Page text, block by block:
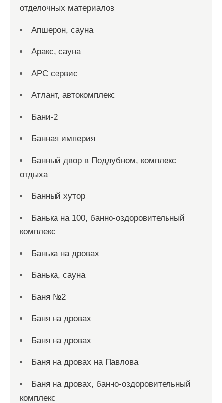
отделочных материалов
Апшерон, сауна
Аракс, сауна
АРС сервис
Атлант, автокомплекс
Бани-2
Банная империя
Банный двор в Поддубном, комплекс
отдыха
Банный хутор
Банька на 100, банно-оздоровительный
комплекс
Банька на дровах
Банька, сауна
Баня №2
Баня на дровах
Баня на дровах
Баня на дровах на Павлова
Баня на дровах, банно-оздоровительный
комплекс